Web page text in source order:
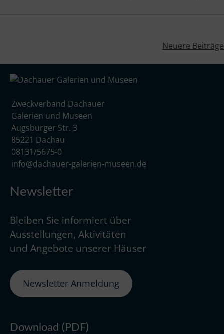
Neuere Beiträge
Zweckverband Dachauer
Galerien und Museen
Augsburger Str. 3
85221 Dachau
08131/5675-0
info@dachauer-galerien-museen.de
Newsletter
Bleiben Sie informiert über
Ausstellungen, Aktivitäten
und Angebote unserer Häuser
Newsletter Anmeldung
Download (PDF)